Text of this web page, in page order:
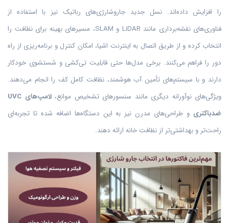
را افزایش داده‌اند. نسل جدید جاروشارژی‌های رباتیک نیز با استفاده از
فناوری‌های نقشه‌برداری مانند LiDAR و SLAM، مسیرهای بهینه برای نظافت را
انتخاب کرده و از طریق اتصال به اینترنت اشیا، امکان کنترل و برنامه‌ریزی از راه
دور را فراهم می‌کنند. برخی مدل‌ها حتی قابلیت تی‌کشی و شستشوی خودکار
دارند و با سیستم‌های تأمین آب هوشمند، نظافت کامل کف را انجام می‌دهند.
ویژگی‌های نوآورانه دیگری مانند سنسورهای تشخیص موانع،
لامپ‌های UVC
ضدباکتری و طراحی‌های مدرن نیز به این دستگاه‌ها اضافه شده تا تجربه‌ای
راحت‌تر و بهداشتی‌تر از نظافت خانه ارائه دهند.